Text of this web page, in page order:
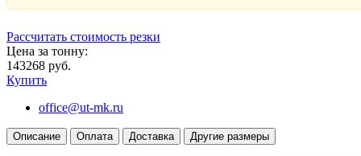
Рассчитать стоимость резки
Цена за тонну:
143268 руб.
Купить
office@ut-mk.ru
Описание Оплата Доставка Другие размеры